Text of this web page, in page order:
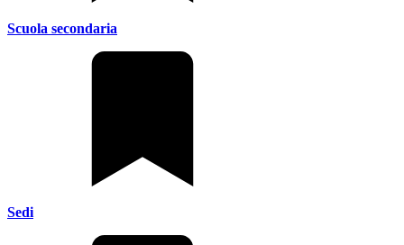
Scuola secondaria
Sedi